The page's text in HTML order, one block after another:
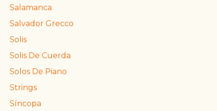
Salamanca
Salvador Grecco
Solis
Solis De Cuerda
Solos De Piano
Strings
Síncopa